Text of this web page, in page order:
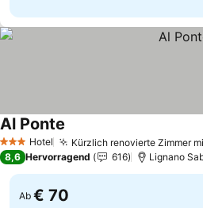
3 SterneHotel Kürzlich renovierte Zimmer
Al Ponte
8,6 Hervorragend 616 Lignano
Ab € 70